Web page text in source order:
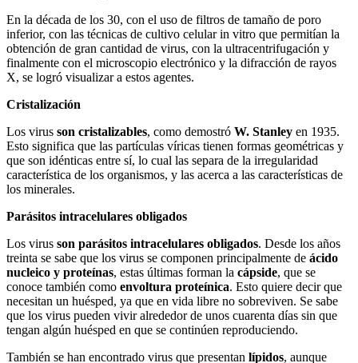
En la década de los 30, con el uso de filtros de tamaño de poro
inferior, con las técnicas de cultivo celular in vitro que permitían la
obtención de gran cantidad de virus, con la ultracentrifugación y
finalmente con el microscopio electrónico y la difracción de rayos
X, se logró visualizar a estos agentes.
Cristalización
Los virus son cristalizables, como demostró W. Stanley en 1935.
Esto significa que las partículas víricas tienen formas geométricas y
que son idénticas entre sí, lo cual las separa de la irregularidad
característica de los organismos, y las acerca a las características de
los minerales.
Parásitos intracelulares obligados
Los virus son parásitos intracelulares obligados. Desde los años
treinta se sabe que los virus se componen principalmente de ácido
nucleico y proteínas, estas últimas forman la cápside, que se
conoce también como envoltura proteínica. Esto quiere decir que
necesitan un huésped, ya que en vida libre no sobreviven. Se sabe
que los virus pueden vivir alrededor de unos cuarenta días sin que
tengan algún huésped en que se continúen reproduciendo.
También se han encontrado virus que presentan lípidos, aunque